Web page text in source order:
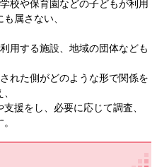
校や保育園などの子どもが利用
属さない、
用する施設、地域の団体なども
れた側がどのような形で関係を
援をし、必要に応じて調査、